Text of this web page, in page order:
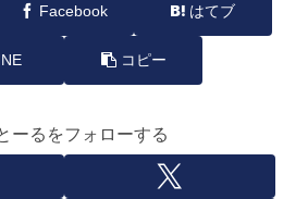
Facebook はてブ
コピー
ーるをフォローする